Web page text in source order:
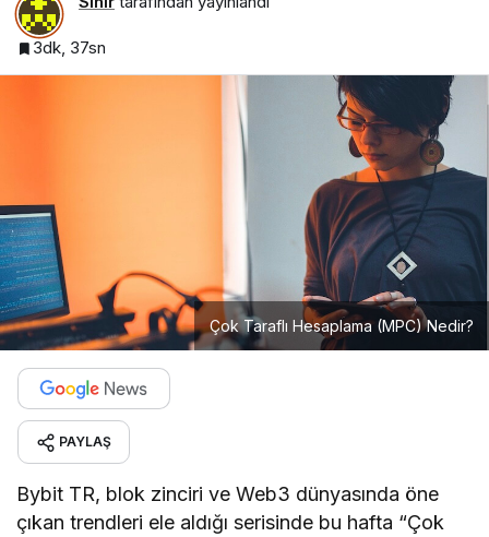
3dk, 37sn
Çok Taraflı Hesaplama (MPC) Nedir?
PAYLAŞ
Bybit TR, blok zinciri ve Web3 dünyasında öne
çıkan trendleri ele aldığı serisinde bu hafta “Çok